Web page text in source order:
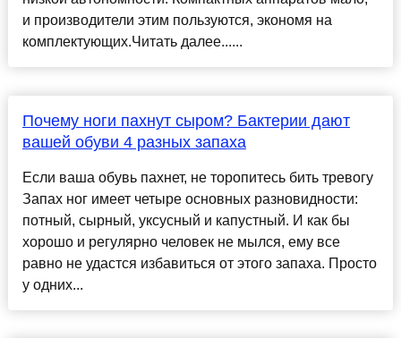
и производители этим пользуются, экономя на
комплектующих.Читать далее......
Почему ноги пахнут сыром? Бактерии дают
вашей обуви 4 разных запаха
Если ваша обувь пахнет, не торопитесь бить тревогу
Запах ног имеет четыре основных разновидности:
потный, сырный, уксусный и капустный. И как бы
хорошо и регулярно человек не мылся, ему все
равно не удастся избавиться от этого запаха. Просто
у одних...